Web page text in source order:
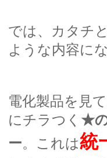
では、カタチ
ような内容に
電化製品を見
にチラつく ★
ー。これは統